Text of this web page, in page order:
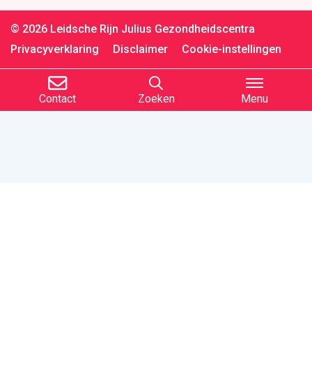
© 2026 Leidsche Rijn Julius Gezondheidscentra
Privacyverklaring
Disclaimer Cookie-instellingen
Contact Zoeken Menu